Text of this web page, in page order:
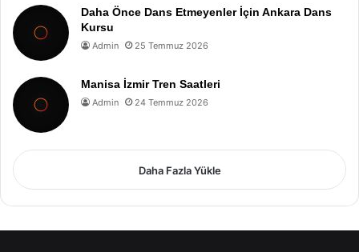
Daha Önce Dans Etmeyenler İçin Ankara Dans
Kursu
Admin 25 Temmuz 2026
Manisa İzmir Tren Saatleri
Admin 24 Temmuz 2026
Daha Fazla Yükle